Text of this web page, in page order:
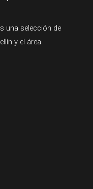
una selección de
y el área